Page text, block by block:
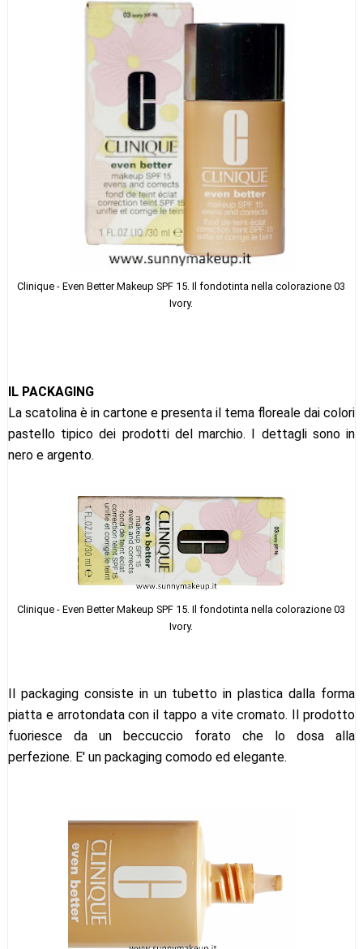
Clinique - Even Better Makeup SPF 15. Il fondotinta nella colorazione 03
Ivory.
IL PACKAGING
La scatolina è in cartone e presenta il tema floreale dai colori
pastello tipico dei prodotti del marchio. I dettagli sono in
nero e argento.
Clinique - Even Better Makeup SPF 15. Il fondotinta nella colorazione 03
Ivory.
Il packaging consiste in un tubetto in plastica dalla forma
piatta e arrotondata con il tappo a vite cromato. Il prodotto
fuoriesce da un beccuccio forato che lo dosa alla
perfezione. E' un packaging comodo ed elegante.